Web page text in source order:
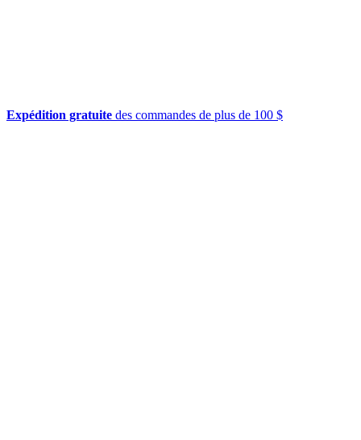
Expédition gratuite des commandes de plus de 100 $